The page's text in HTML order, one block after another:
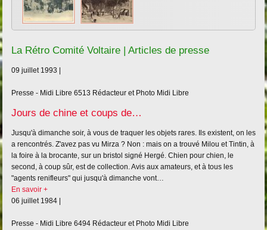
La Rétro Comité Voltaire | Articles de presse
09 juillet 1993 |
Presse - Midi Libre 6513 Rédacteur et Photo Midi Libre
Jours de chine et coups de…
Jusqu'à dimanche soir, à vous de traquer les objets rares. Ils existent, on les
a rencontrés. Z'avez pas vu Mirza ? Non : mais on a trouvé Milou et Tintin, à
la foire à la brocante, sur un bristol signé Hergé. Chien pour chien, le
second, à coup sûr, est de collection. Avis aux amateurs, et à tous les
"agents renifleurs" qui jusqu'à dimanche vont…
En savoir +
06 juillet 1984 |
Presse - Midi Libre 6494 Rédacteur et Photo Midi Libre